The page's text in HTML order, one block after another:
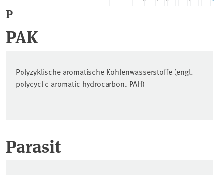
P
PAK
Polyzyklische aromatische Kohlenwasserstoffe (engl.
polycyclic aromatic hydrocarbon, PAH)
Parasit